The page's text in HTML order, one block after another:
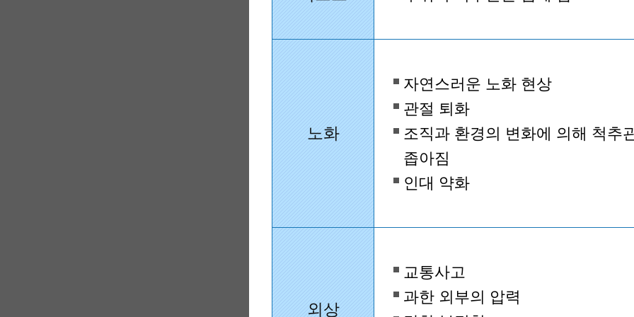
노화
자연스러운 노화 현상
관절 퇴화
조직과 환경의 변화에 의해 척추
좁아짐
인대 약화
외상
교통사고
과한 외부의 압력